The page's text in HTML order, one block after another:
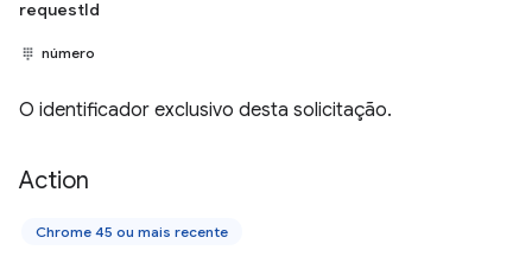
requestId
número
O identificador exclusivo desta solicitação.
Action
Chrome 45 ou mais recente